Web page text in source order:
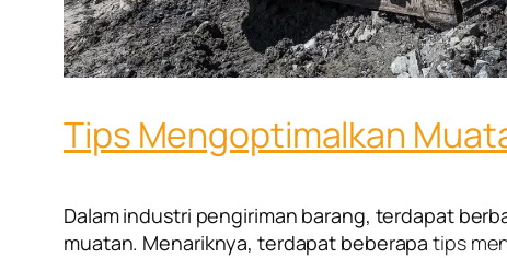
Tips Mengoptimalkan
Dalam industri pengiriman barang, terdapat
muatan. Menariknya, terdapat beberapatips